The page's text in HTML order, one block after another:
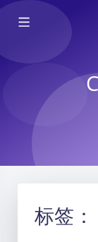
标签：